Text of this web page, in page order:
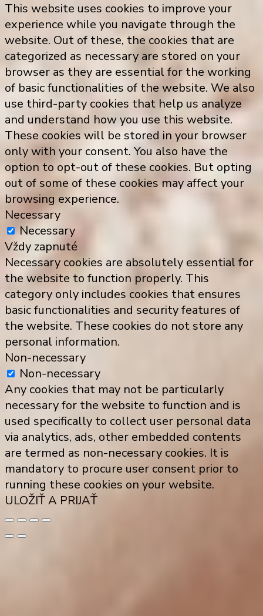
This website uses cookies to improve your
experience while you navigate through the
website. Out of these, the cookies that are
categorized as necessary are stored on your
browser as they are essential for the working
of basic functionalities of the website. We also
use third-party cookies that help us analyze
and understand how you use this website.
These cookies will be stored in your browser
only with your consent. You also have the
option to opt-out of these cookies. But opting
out of some of these cookies may affect your
browsing experience.
Necessary
Necessary
Vždy zapnuté
Necessary cookies are absolutely essential for
the website to function properly. This
category only includes cookies that ensures
basic functionalities and security features of
the website. These cookies do not store any
personal information.
Non-necessary
Non-necessary
Any cookies that may not be particularly
necessary for the website to function and is
used specifically to collect user personal data
via analytics, ads, other embedded contents
are termed as non-necessary cookies. It is
mandatory to procure user consent prior to
running these cookies on your website.
ULOŽIŤ A PRIJAŤ